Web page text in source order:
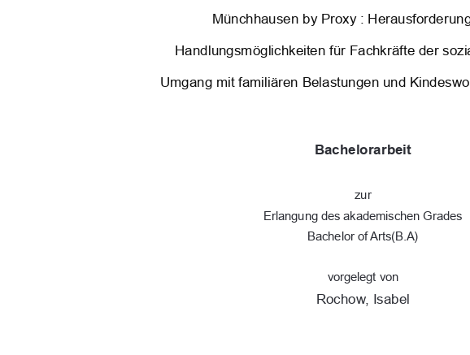
Münchhausen by Proxy :
Handlungsmöglichkeiten für Fachkräfte der
Umgang mit familiären Belastungen und
Bachelorarbeit
zur
Erlangung des akademischen Grades
Bachelor of Arts(B.A)
vorgelegt von
Rochow, Isabel